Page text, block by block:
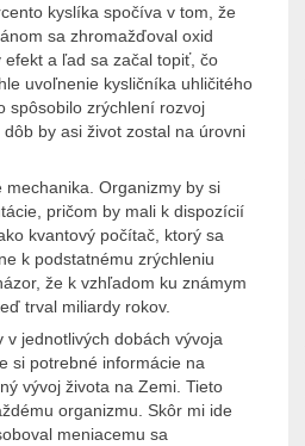
kyslíka spočíva v tom, že
sa zhromažďoval oxid
efekt a ľad sa začal topiť, čo
uvoľnenie kysličníka uhličitého
spôsobilo zrýchlení rozvoj
by asi život zostal na úrovni
Organizmy by si
pričom by mali k dispozícií
kvantový počítač, ktorý sa
k podstatnému zrýchleniu
že k vzhľadom ku známym
trval miliardy rokov.
jednotlivých dobách vývoja
si potrebné informácie na
vývoj života na Zemi. Tieto
organizmu. Skôr mi ide
meniacemu sa